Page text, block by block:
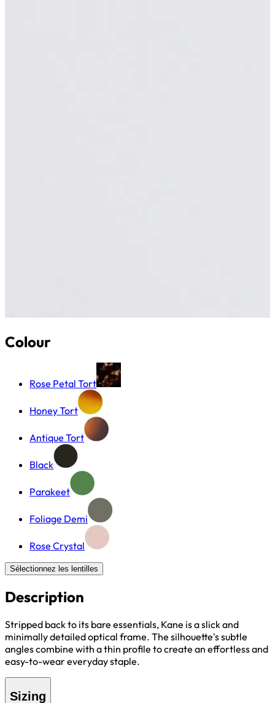
Colour
Rose Petal Tort
Honey Tort
Antique Tort
Black
Parakeet
Foliage Demi
Rose Crystal
Sélectionnez les lentilles
Description
Stripped back to its bare essentials, Kane is a slick and
minimally detailed optical frame. The silhouette's subtle
angles combine with a thin profile to create an effortless and
easy-to-wear everyday staple.
Sizing